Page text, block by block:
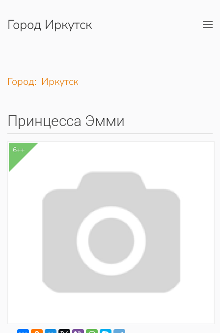
Перейти к содержимому
Город Иркутск
Город: Иркутск
Принцесса Эмми
6++